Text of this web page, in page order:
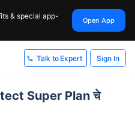
& special app-
Open App
Talk to Expert Sign In
Super Plan चे